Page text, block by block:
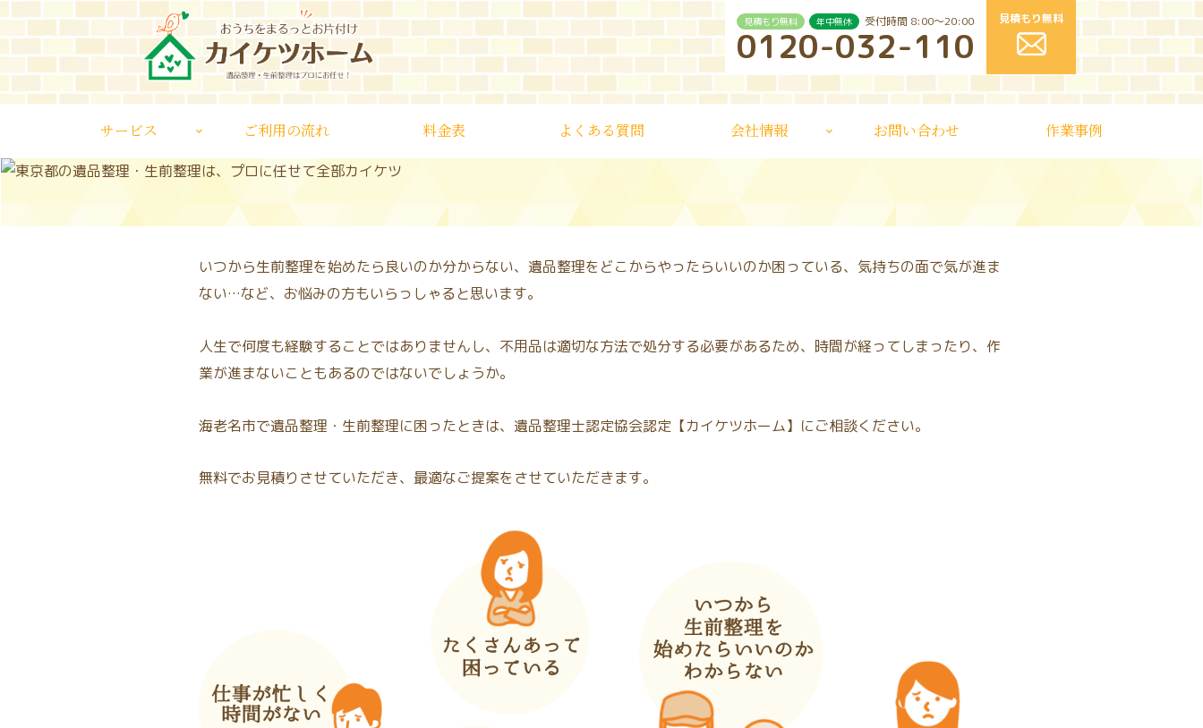
見積もり無料 年中無休 受付時間 8:00〜20:00
0120-032-110
見積もり無料
サービス ご利用の流れ 料金表 よくある質問 会社情報 お問い合わせ 作業事例
いつから生前整理を始めたら良いのか分からない、遺品整理をどこからやったらいいのか困っている、気持ちの面で気が進ま
ない…など、お悩みの方もいらっしゃると思います。
人生で何度も経験することではありませんし、不用品は適切な方法で処分する必要があるため、時間が経ってしまったり、作
業が進まないこともあるのではないでしょうか。
海老名市で遺品整理・生前整理に困ったときは、遺品整理士認定協会認定【カイケツホーム】にご相談ください。
無料でお見積りさせていただき、最適なご提案をさせていただきます。